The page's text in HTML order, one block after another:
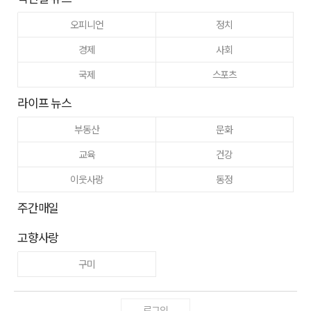
오피니언
정치
경제
사회
국제
스포츠
라이프 뉴스
부동산
문화
교육
건강
이웃사랑
동정
주간매일
고향사랑
구미